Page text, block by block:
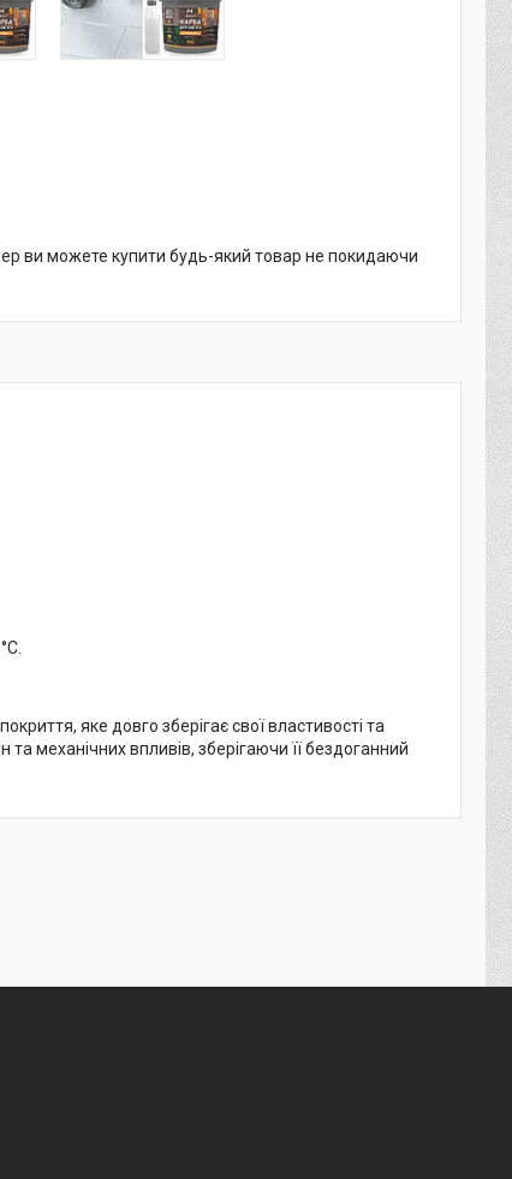
ви можете купити будь-який товар не покидаючи
яке довго зберігає свої властивості та
механічних впливів, зберігаючи її бездоганний